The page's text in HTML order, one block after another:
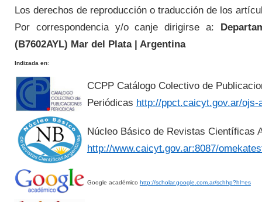
Los derechos de reproducción o traducción de los
Por correspondencia y/o canje dirigirse a:
(B7602AYL) Mar del Plata | Argentina
Indizada en:
CCPP Catálogo Colectivo de
Periódicas http://ppct.caicyt.gov.ar/ojs-
Núcleo Básico de Revistas Científicas
http://www.caicyt.gov.ar:8087/
Google académico http://scholar.google.com.ar/schhp?hl=es